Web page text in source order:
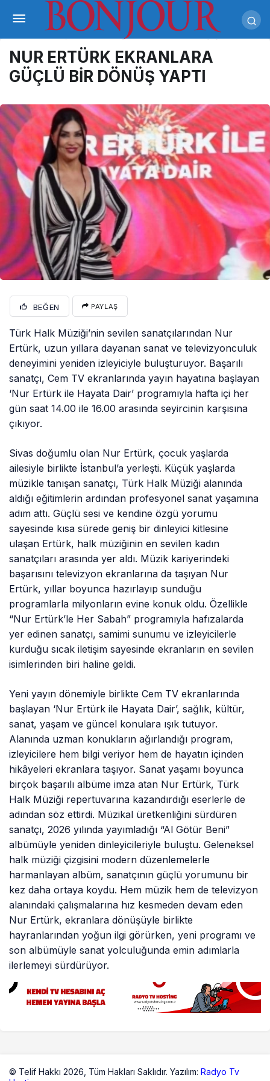
NUR ERTÜRK EKRANLARA
GÜÇLÜ BİR DÖNÜŞ YAPTI
BEĞEN PAYLAŞ
Türk Halk Müziği’nin sevilen sanatçılarından Nur
Ertürk, uzun yıllara dayanan sanat ve televizyonculuk
deneyimini yeniden izleyiciyle buluşturuyor. Başarılı
sanatçı, Cem TV ekranlarında yayın hayatına başlayan
‘Nur Ertürk ile Hayata Dair’ programıyla hafta içi her
gün saat 14.00 ile 16.00 arasında seyircinin karşısına
çıkıyor.
Sivas doğumlu olan Nur Ertürk, çocuk yaşlarda
ailesiyle birlikte İstanbul’a yerleşti. Küçük yaşlarda
müzikle tanışan sanatçı, Türk Halk Müziği alanında
aldığı eğitimlerin ardından profesyonel sanat yaşamına
adım attı. Güçlü sesi ve kendine özgü yorumu
sayesinde kısa sürede geniş bir dinleyici kitlesine
ulaşan Ertürk, halk müziğinin en sevilen kadın
sanatçıları arasında yer aldı. Müzik kariyerindeki
başarısını televizyon ekranlarına da taşıyan Nur
Ertürk, yıllar boyunca hazırlayıp sunduğu
programlarla milyonların evine konuk oldu. Özellikle
“Nur Ertürk’le Her Sabah” programıyla hafızalarda
yer edinen sanatçı, samimi sunumu ve izleyicilerle
kurduğu sıcak iletişim sayesinde ekranların en sevilen
isimlerinden biri haline geldi.
Yeni yayın dönemiyle birlikte Cem TV ekranlarında
başlayan ‘Nur Ertürk ile Hayata Dair’, sağlık, kültür,
sanat, yaşam ve güncel konulara ışık tutuyor.
Alanında uzman konukların ağırlandığı program,
izleyicilere hem bilgi veriyor hem de hayatın içinden
hikâyeleri ekranlara taşıyor. Sanat yaşamı boyunca
birçok başarılı albüme imza atan Nur Ertürk, Türk
Halk Müziği repertuvarına kazandırdığı eserlerle de
adından söz ettirdi. Müzikal üretkenliğini sürdüren
sanatçı, 2026 yılında yayımladığı “Al Götür Beni”
albümüyle yeniden dinleyicileriyle buluştu. Geleneksel
halk müziği çizgisini modern düzenlemelerle
harmanlayan albüm, sanatçının güçlü yorumunu bir
kez daha ortaya koydu. Hem müzik hem de televizyon
alanındaki çalışmalarına hız kesmeden devam eden
Nur Ertürk, ekranlara dönüşüyle birlikte
hayranlarından yoğun ilgi görürken, yeni programı ve
son albümüyle sanat yolculuğunda emin adımlarla
ilerlemeyi sürdürüyor.
© Telif Hakkı 2026, Tüm Hakları Saklıdır. Yazılım: Radyo Tv